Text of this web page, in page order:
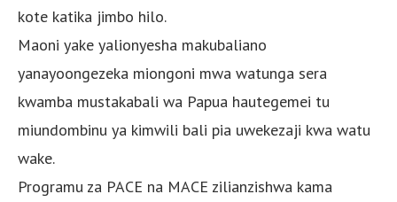
kote katika jimbo hilo.
Maoni yake yalionyesha makubaliano
yanayoongezeka miongoni mwa watunga sera
kwamba mustakabali wa Papua hautegemei tu
miundombinu ya kimwili bali pia uwekezaji kwa watu
wake.
Programu za PACE na MACE zilianzishwa kama